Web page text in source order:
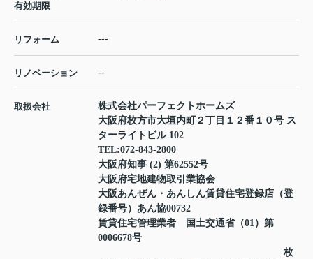
有効期限
リフォーム ---
リノベーション --
取扱会社
株式会社パーフェクトホームズ
大阪府枚方市大垣内町２丁目１２番１０号 ス
ターライトビル 102
TEL:072-843-2800
大阪府知事 (2) 第62552号
大阪府宅地建物取引業協会
大阪あんぜん・あんしん賃貸住宅登録店（登
録番号）あん協00732
賃貸住宅管理業者 国土交通省（01）第
0006678号
枚